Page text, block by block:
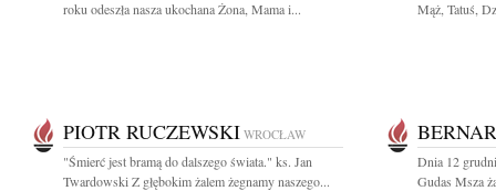
roku odeszła nasza ukochana Żona, Mama i...
Mąż, Tatuś,
PIOTR RUCZEWSKI WROCŁAW
"Śmierć jest bramą do dalszego świata." ks. Jan
Twardowski Z głębokim żalem żegnamy naszego...
Dnia 12
Gudas Msza